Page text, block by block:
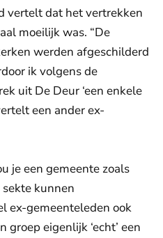
vertelt dat het vertrekken
moeilijk was. “De
werden afgeschilderd
ik volgens de
uit De Deur ‘een enkele
een ander ex-
je een gemeente zoals
kunnen
ex-gemeenteleden ook
groep eigenlijk ‘echt’ een